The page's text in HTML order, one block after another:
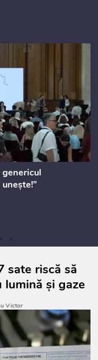
sate riscă să
și gaze
Victor